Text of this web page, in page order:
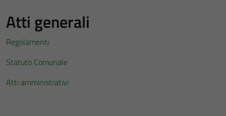
Atti generali
Regolamenti
Statuto Comunale
Atti amministrativi